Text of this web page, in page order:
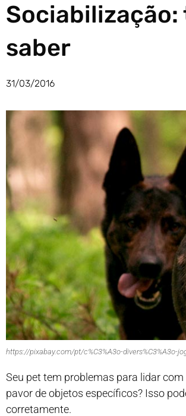
Sociabilização:
saber
31/03/2016
https://pixabay.com/pt/c%C3%A3o-divers%C3%A3o-
Seu pet tem problemas para lidar
pavor de objetos específicos? Isso
corretamente.